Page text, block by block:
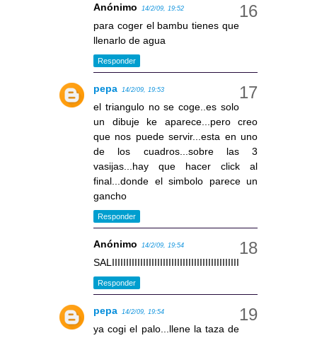
Anónimo 14/2/09, 19:52
para coger el bambu tienes que
llenarlo de agua
Responder
pepa 14/2/09, 19:53
el triangulo no se coge..es solo
un dibuje ke aparece...pero creo
que nos puede servir...esta en uno
de los cuadros...sobre las 3
vasijas...hay que hacer click al
final...donde el simbolo parece un
gancho
Responder
Anónimo 14/2/09, 19:54
SALIIIIIIIIIIIIIIIIIIIIIIIIIIIIIIIIIIIIIIIIIIIII
Responder
pepa 14/2/09, 19:54
ya cogi el palo...llene la taza de